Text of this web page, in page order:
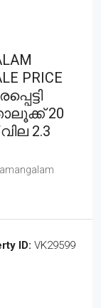
PRICE
20
2.3
ID: VK29599